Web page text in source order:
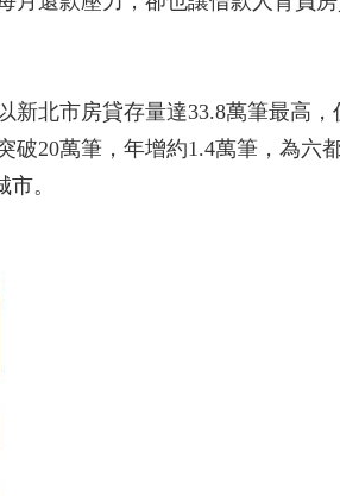
北市房貸存量達33.8萬筆最高
20萬筆，年增約1.4萬筆，為六
。